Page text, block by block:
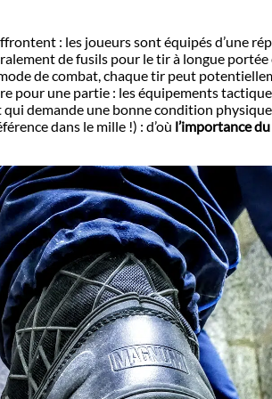
: les joueurs sont équipés d’une
de fusils pour le tir à longue portée
de combat, chaque tir peut
pour une partie : les équipements
demande une bonne condition
dans le mille !) : d’où l’importance